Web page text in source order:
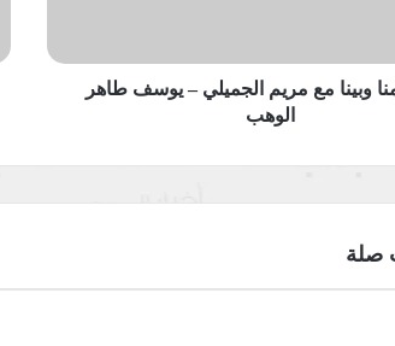
وبينا مع مريم الجميلي – يوسف طاهر
الوهب
–
صلة